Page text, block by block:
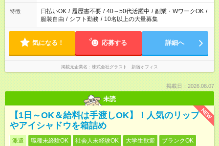
特徴 日払いOK / 履歴書不要 / 40～50代活躍中 / 副業・WワークOK /
服装自由 / シフト勤務 / 10名以上の大量募集
気になる！ 応募する 詳細へ
掲載元企業名 株式会社グラスト 新宿オフィス
掲載日：2026.08.07
未読
NEW
【1日～OK＆給料は手渡しOK】！人気のリップ
やアイシャドウを箱詰め
派遣 職種未経験OK 社会人未経験OK 大学生歓迎
ブランクOK